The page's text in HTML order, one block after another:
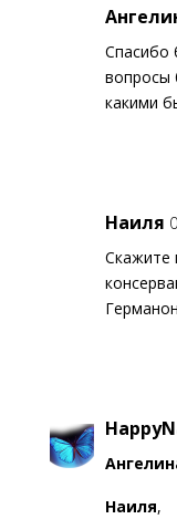
Спасибо
вопросы
какими
Наиля
Скажите
Наиля,